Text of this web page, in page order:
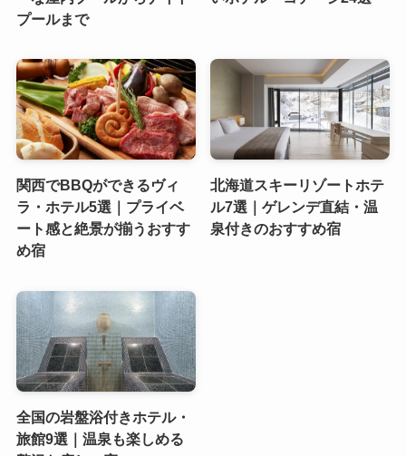
プールまで
関西でBBQができるヴィ
ラ・ホテル5選｜プライベ
ート感と絶景が揃うおすす
め宿
北海道スキーリゾートホテ
ル7選｜ゲレンデ直結・温
泉付きのおすすめ宿
全国の岩盤浴付きホテル・
旅館9選｜温泉も楽しめる